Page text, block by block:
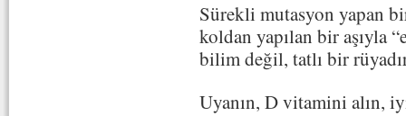
Sürekli mutasyon yapan
koldan yapılan bir aşıyla
bilim değil, tatlı bir
Uyanın, D vitamini alın,